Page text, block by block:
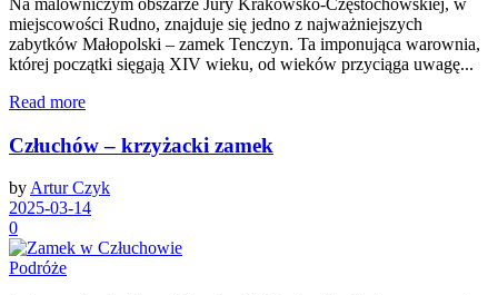
Na malowniczym obszarze Jury Krakowsko-Częstochowskiej, w
miejscowości Rudno, znajduje się jedno z najważniejszych
zabytków Małopolski – zamek Tenczyn. Ta imponująca warownia,
której początki sięgają XIV wieku, od wieków przyciąga uwagę...
Read more
Człuchów – krzyżacki zamek
by Artur Czyk
2025-03-14
0
Podróże